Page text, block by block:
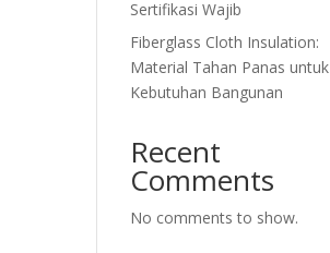
Sertifikasi Wajib
Fiberglass Cloth Insulation:
Material Tahan Panas untuk
Kebutuhan Bangunan
Recent
Comments
No comments to show.